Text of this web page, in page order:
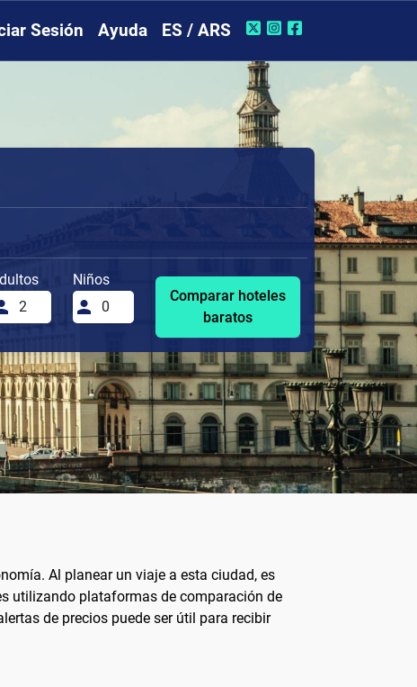
Sesión Ayuda ES / ARS
Niños
Comparar hoteles
baratos
Al planear un viaje a esta ciudad, es
utilizando plataformas de comparación de
de precios puede ser útil para recibir